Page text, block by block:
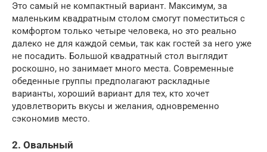
Это самый не компактный вариант. Максимум, за
маленьким квадратным столом смогут поместиться с
комфортом только четыре человека, но это реально
далеко не для каждой семьи, так как гостей за него уже
не посадить. Большой квадратный стол выглядит
роскошно, но занимает много места. Современные
обеденные группы предполагают раскладные
варианты, хороший вариант для тех, кто хочет
удовлетворить вкусы и желания, одновременно
сэкономив место.
2. Овальный